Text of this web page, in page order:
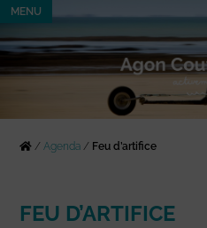
MENU
/Agenda / Feu d’artifice
FEU D’ARTIFICE